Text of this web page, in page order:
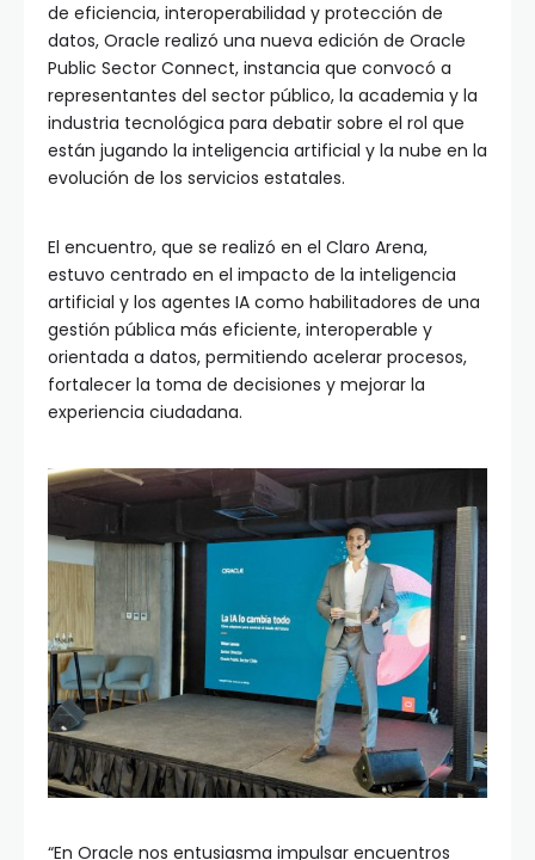
de eficiencia, interoperabilidad y protección de
datos, Oracle realizó una nueva edición de Oracle
Public Sector Connect, instancia que convocó a
representantes del sector público, la academia y la
industria tecnológica para debatir sobre el rol que
están jugando la inteligencia artificial y la nube en la
evolución de los servicios estatales.
El encuentro, que se realizó en el Claro Arena,
estuvo centrado en el impacto de la inteligencia
artificial y los agentes IA como habilitadores de una
gestión pública más eficiente, interoperable y
orientada a datos, permitiendo acelerar procesos,
fortalecer la toma de decisiones y mejorar la
experiencia ciudadana.
“En Oracle nos entusiasma impulsar encuentros